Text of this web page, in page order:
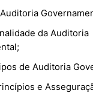
da Auditoria
de Auditoria
e